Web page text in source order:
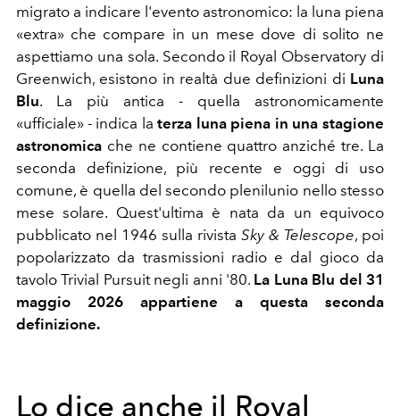
migrato a indicare l'evento astronomico: la luna piena
«extra» che compare in un mese dove di solito ne
aspettiamo una sola. Secondo il Royal Observatory di
Greenwich, esistono in realtà due definizioni di Luna
Blu. La più antica - quella astronomicamente
«ufficiale» - indica laterza luna piena in una stagione
astronomica che ne contiene quattro anziché tre. La
seconda definizione, più recente e oggi di uso
comune, è quella del secondo plenilunio nello stesso
mese solare. Quest'ultima è nata da un equivoco
pubblicato nel 1946 sulla rivista Sky & Telescope, poi
popolarizzato da trasmissioni radio e dal gioco da
tavolo Trivial Pursuit negli anni '80. La Luna Blu del 31
maggio 2026 appartiene a questa seconda
definizione.
Lo dice anche il Royal